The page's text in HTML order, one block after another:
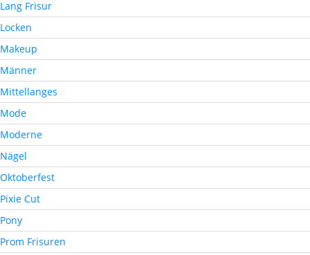
Lang Frisur
Locken
Makeup
Männer
Mittellanges
Mode
Moderne
Nägel
Oktoberfest
Pixie Cut
Pony
Prom Frisuren